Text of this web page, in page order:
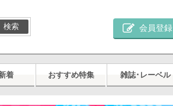
検索 会員登録
着 おすすめ特集 雑誌･レーベル